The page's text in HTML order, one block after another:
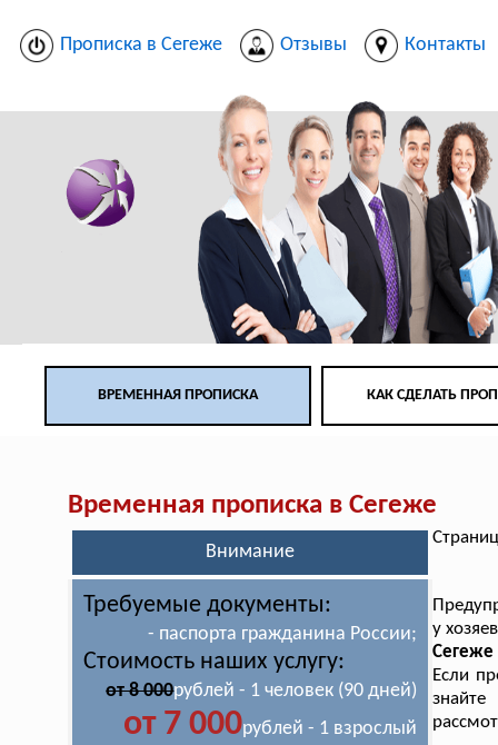
Прописка в Сегеже Отзывы Контакты
ВРЕМЕННАЯ ПРОПИСКА КАК СДЕЛАТЬ
Временная прописка в Сегеже
Внимание
Требуемые документы:
- паспорта гражданина России;
Стоимость наших услугу:
от 8 000рублей - 1 человек (90 дней)
от 7 000рублей - 1 взрослый
у
Если